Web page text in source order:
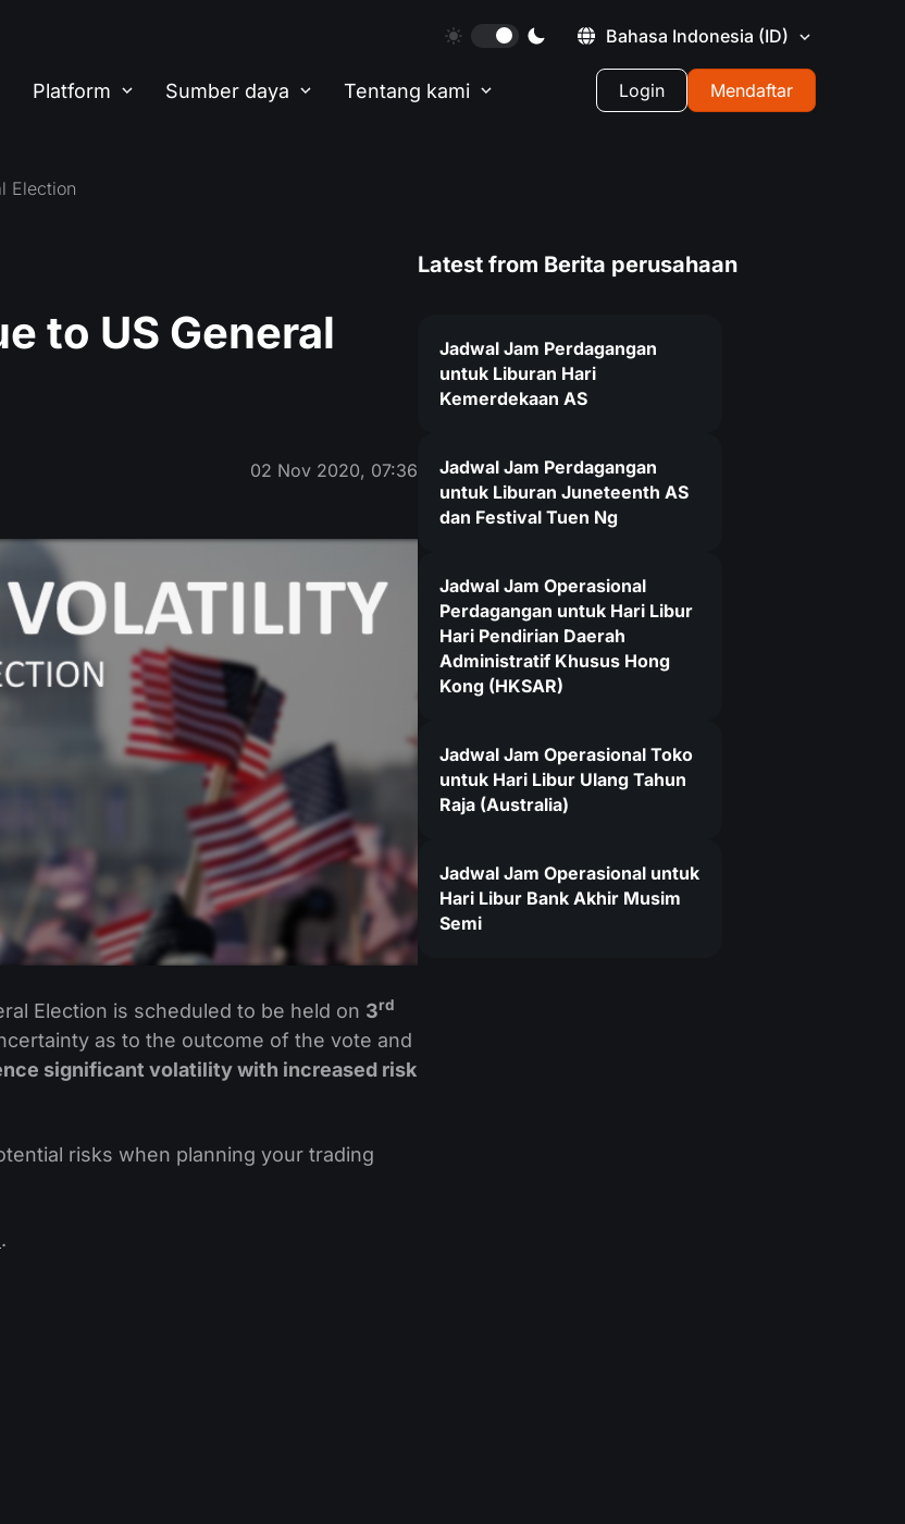
Bahasa Indonesia (ID)
Platform Sumber daya Tentang kami Login Mendaftar
Election
to US General
02 Nov 2020, 07:36
Election is scheduled to be held on 3rd
as to the outcome of the vote and
significant volatility with increased risk
risks when planning your trading
.
Latest from Berita perusahaan
Jadwal Jam Perdagangan
untuk Liburan Hari
Kemerdekaan AS
Jadwal Jam Perdagangan
untuk Liburan Juneteenth AS
dan Festival Tuen Ng
Jadwal Jam Operasional
Perdagangan untuk Hari Libur
Hari Pendirian Daerah
Administratif Khusus Hong
Kong (HKSAR)
Jadwal Jam Operasional Toko
untuk Hari Libur Ulang Tahun
Raja (Australia)
Jadwal Jam Operasional untuk
Hari Libur Bank Akhir Musim
Semi